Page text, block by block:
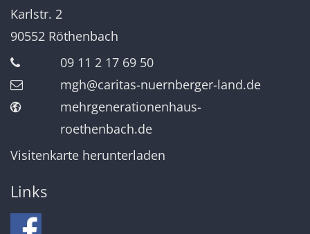
Karlstr. 2
90552 Röthenbach
09 11 2 17 69 50
mgh@caritas-nuernberger-land.de
mehrgenerationenhaus-
roethenbach.de
Visitenkarte herunterladen
Links